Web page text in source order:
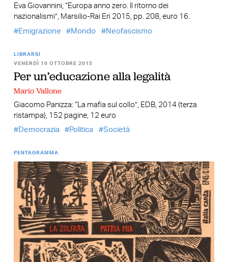
Eva Giovannini, “Europa anno zero. Il ritorno dei
nazionalismi”, Marsilio-Rai Eri 2015, pp. 208, euro 16.
Emigrazione
Mondo Neofascismo
LIBRARSI
VENERDÌ 16 OTTOBRE 2015
Per un’educazione alla legalità
Mario Vallone
Giacomo Panizza: “La mafia sul collo”, EDB, 2014 (terza
ristampa), 152 pagine, 12 euro
Democrazia
Politica Società
PENTAGRAMMA